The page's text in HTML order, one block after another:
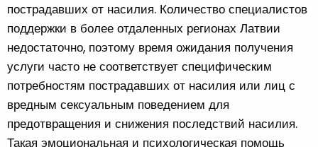
пострадавших от насилия. Количество специалистов
поддержки в более отдаленных регионах Латвии
недостаточно, поэтому время ожидания получения
услуги часто не соответствует специфическим
потребностям пострадавших от насилия или лиц с
вредным сексуальным поведением для
предотвращения и снижения последствий насилия.
Такая эмоциональная и психологическая помощь